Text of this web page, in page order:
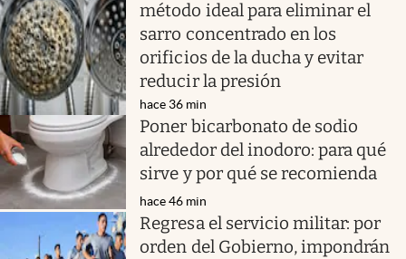
método ideal para eliminar el
sarro concentrado en los
orificios de la ducha y evitar
reducir la presión
hace 36 min
Poner bicarbonato de sodio
alrededor del inodoro: para qué
sirve y por qué se recomienda
hace 46 min
Regresa el servicio militar: por
orden del Gobierno, impondrán